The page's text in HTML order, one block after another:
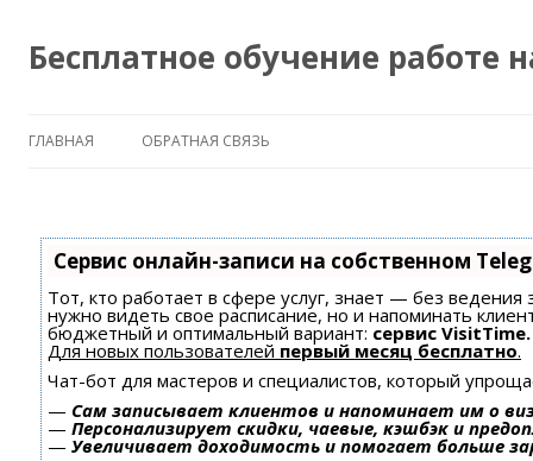
Бесплатное обучение работе
ГЛАВНАЯ ОБРАТНАЯ СВЯЗЬ
Сервис онлайн-записи на собственном
Тот, кто работает в сфере услуг, знает — без ведения
нужно видеть свое расписание, но и напоминать
бюджетный и оптимальный вариант: сервис VisitTime.
Для новых пользователей первый месяц бесплатно.
Чат-бот для мастеров и специалистов, который
— Сам записывает клиентов и напоминает им о
— Персонализирует скидки, чаевые, кэшбэк и
— Увеличивает доходимость и помогает больше